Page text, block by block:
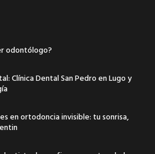
odontólogo?
Clínica Dental San Pedro en Lugo y
en ortodoncia invisible: tu sonrisa,